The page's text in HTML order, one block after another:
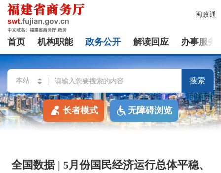
闽政通
首页 机构职能 政务公开 解读回应 办事服务
搜索
长者模式 无障碍浏览
全国数据 | 5月份国民经济运行总体平稳、